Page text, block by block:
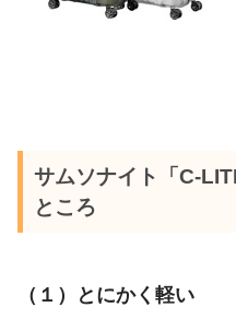
サムソナイト「C-
ところ
（１）とにかく軽い